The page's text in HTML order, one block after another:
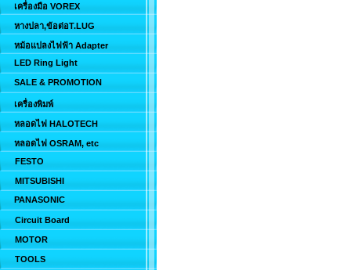
เครื่องมือ VOREX
หางปลา,ข้อต่อT.LUG
หม้อแปลงไฟฟ้า Adapter
LED Ring Light
SALE & PROMOTION
เครื่องพิมพ์
หลอดไฟ HALOTECH
หลอดไฟ OSRAM, etc
FESTO
MITSUBISHI
PANASONIC
Circuit Board
MOTOR
TOOLS